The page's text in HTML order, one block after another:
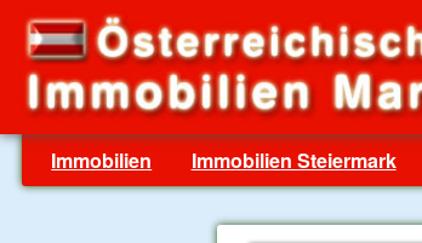
Immobilien Immobilien Steiermark